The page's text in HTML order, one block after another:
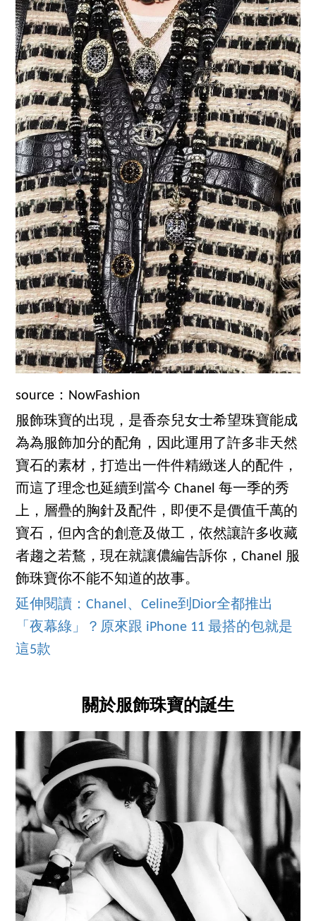
source：NowFashion
服飾珠寶的出現，是香奈兒女士希望珠寶能成
為為服飾加分的配角，因此運用了許多非天然
寶石的素材，打造出一件件精緻迷人的配件，
而這了理念也延續到當今 Chanel 每一季的秀
上，層疊的胸針及配件，即便不是價值千萬的
寶石，但內含的創意及做工，依然讓許多收藏
者趨之若鶩，現在就讓儂編告訴你，Chanel 服
飾珠寶你不能不知道的故事。
延伸閱讀：Chanel、Celine到Dior全都推出
「夜幕綠」？原來跟 iPhone 11 最搭的包就是
這5款
關於服飾珠寶的誕生